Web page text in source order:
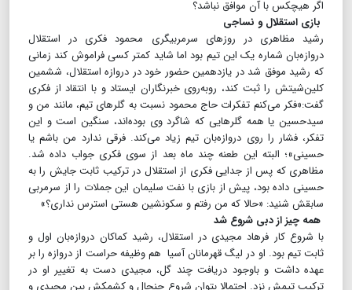
اگر هیچکس با آن موافق نباشد؟
بازی استقلال و نساجی
رشید مظاهری در روزهای سرمربیگری محمود فکری در استقلال
دروازه‌بان شماره یک این تیم بود اما شاید کمتر کسی فراموش کند زمانی
که رشید موفق شد در یازدهمین حضور خود در دروازه استقلال، ششمین
کلین‌‌شیتش را ثبت کند، روبه‌روی خبرنگاران ایستاد و با انتقاد از فکری
گفت:«فکر می‌کنم تفکرات حاج محمود نسبت به گلرهای تیم، مانند من و
سیدحسین یا همه گلرهایی که شاگرد وی بوده‌اند، سنگین است و این
تفکر، فشار را روی دروازه‌بان تیم زیاد می‌کند. فرقی ندارد من باشم یا
حسینی»؛ البته این طعنه چند ماه بعد از سوی فکری جواب داده شد.
مظاهری که پس از جدایی فکری از استقلال در ترکیب ثابت جایش را به
حسینی داده بود، پیش از بازی با نفت سلیمان این جملات را از سرمربی
سابقش شنید: «حالا که من رفتم و سکونشین هستی استرس نداری؟»
همه چیز از دبی شروع شد
با شروع کار فرهاد مجیدی در استقلال، رشید کماکان دروازه‌بان اول و
ثابت تیم بود. او در لیگ قهرمانان آسیا هم وظیفه حراست از دروازه را بر
عهده داشت و باوجود دریافت چند گل، مجیدی دست به تغییر او در
ترکیب تیمش نزد. احتمالا بتوان شروع جنجال و کشمکش بین مجیدی و